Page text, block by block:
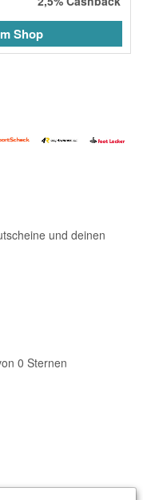
Shop
und deinen
0 Sternen